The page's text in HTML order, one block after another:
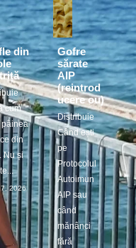
din
cum
pâinea
din
Nu și
2026
Gofre
sărate
AIP
(reintrod
ucere ou)
Distribuie
Când ești
pe
Protocolul
Autoimun
AIP sau
când
mănânci
fără